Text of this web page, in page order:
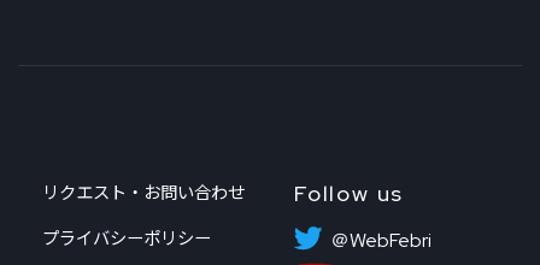
リクエスト・お問い合わせ
プライバシーポリシー
Follow us
＠WebFebri